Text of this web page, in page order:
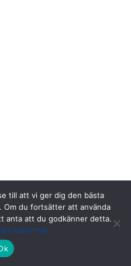
Norrlands universitetssjukhus,
till att vi ger dig den bästa
Om du fortsätter att använda
anta att du godkänner detta.
kakor här